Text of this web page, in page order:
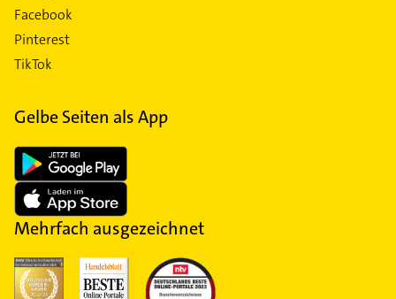
Facebook
Pinterest
TikTok
Gelbe Seiten als App
Mehrfach ausgezeichnet